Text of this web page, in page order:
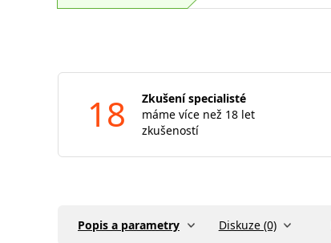
18
Zkušení specialisté
máme více než 18 let
zkušeností
Popis a parametry Diskuze (0)